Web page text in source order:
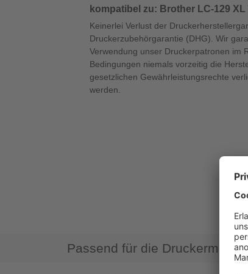
kompatibel zu: Brother LC-129 XL
Keinerlei Verlust der
Druckerzubehörgarantie (DHG). Wir
Verwendung unser Druckerpatronen im
Bedingungen niemals vorzeitig die
gesetzlichen Gewährleistungsrechte
werden.
Passend für die